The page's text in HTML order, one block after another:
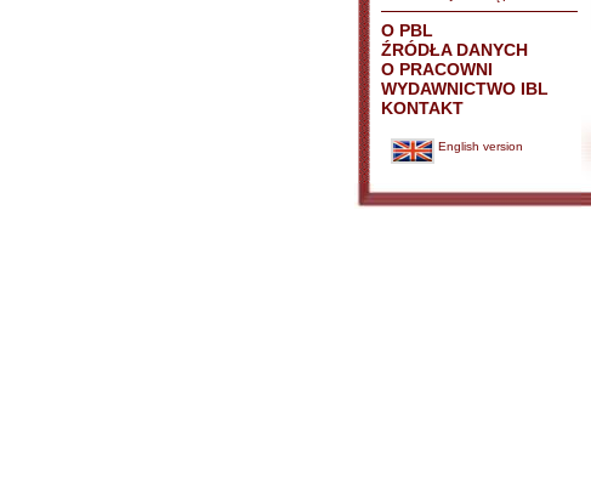
O PBL
ŹRÓDŁA DANYCH
O PRACOWNI
WYDAWNICTWO IBL
KONTAKT
English version